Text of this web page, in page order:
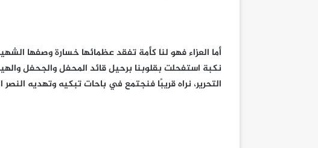
أما العزاء فهو لنا كأمة تفقد عظمائها خسارة وصفها
نكبة استفحلت بقلوبنا برحيل قائد المحفل والجحفل
التحرير، نراه قريبًا فنجتمع في باحات تبكيه وتهديه النصر